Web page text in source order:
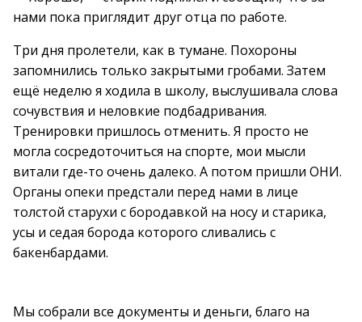
нами пока приглядит друг отца по работе.
Три дня пролетели, как в тумане. Похороны
запомнились только закрытыми гробами. Затем
ещё неделю я ходила в школу, выслушивала слова
сочувствия и неловкие подбадривания.
Тренировки пришлось отменить. Я просто не
могла сосредоточиться на спорте, мои мысли
витали где-то очень далеко. А потом пришли ОНИ.
Органы опеки предстали перед нами в лице
толстой старухи с бородавкой на носу и старика,
усы и седая борода которого сливались с
бакенбардами.
Мы собрали все документы и деньги, благо на